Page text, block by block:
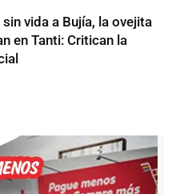
vida a Bujía, la ovejita
en Tanti: Critican la